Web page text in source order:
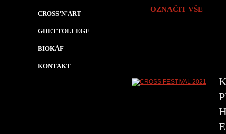
CROSS’N’ART
GHETTOLLEGE
BIOKÁF
KONTAKT
OZNAČIT VŠE